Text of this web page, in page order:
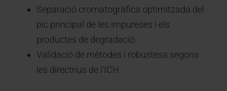
Separació cromatogràfica optimitzada del
pic principal de les impureses i els
productes de degradació.
Validació de mètodes i robustesa segons
les directrius de l’ICH.